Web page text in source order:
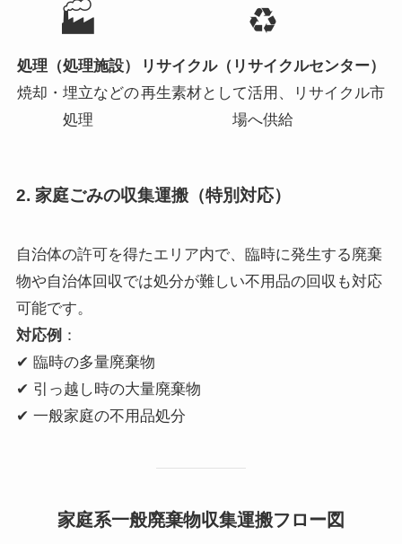
🏭
処理（処理施設）
焼却・埋立などの
処理
♻️
リサイクル（リサイクルセンター）
再生素材として活用、リサイクル市
場へ供給
2. 家庭ごみの収集運搬（特別対応）
自治体の許可を得たエリア内で、臨時に発生する廃棄
物や自治体回収では処分が難しい不用品の回収も対応
可能です。
対応例 ：
✔ 臨時の多量廃棄物
✔ 引っ越し時の大量廃棄物
✔ 一般家庭の不用品処分
家庭系一般廃棄物収集運搬フロー図